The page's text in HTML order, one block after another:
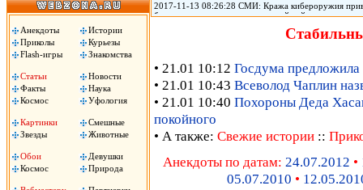
Анекдоты
Истории
Приколы
Курьезы
Flash-игры
Знакомства
Статьи
Новости
Факты
Наука
Космос
Уфология
Картинки
Смешные
Звезды
Животные
Обои
Девушки
Космос
Природа
2017-11-13 08:26:28 СМИ: Кража кибероружия
безопасности переживает крупнейший кризис из-
Shadow Brokers опубликовала программный код
• 21.01 10:12 Госдума предложила
• 21.01 10:43 Всеволод Чаплин
• 21.01 10:40 Похороны Деда
покойного
• А также: Свежие истории ::
Анекдоты по датам: 24.07.2012 •
05.07.2010 •